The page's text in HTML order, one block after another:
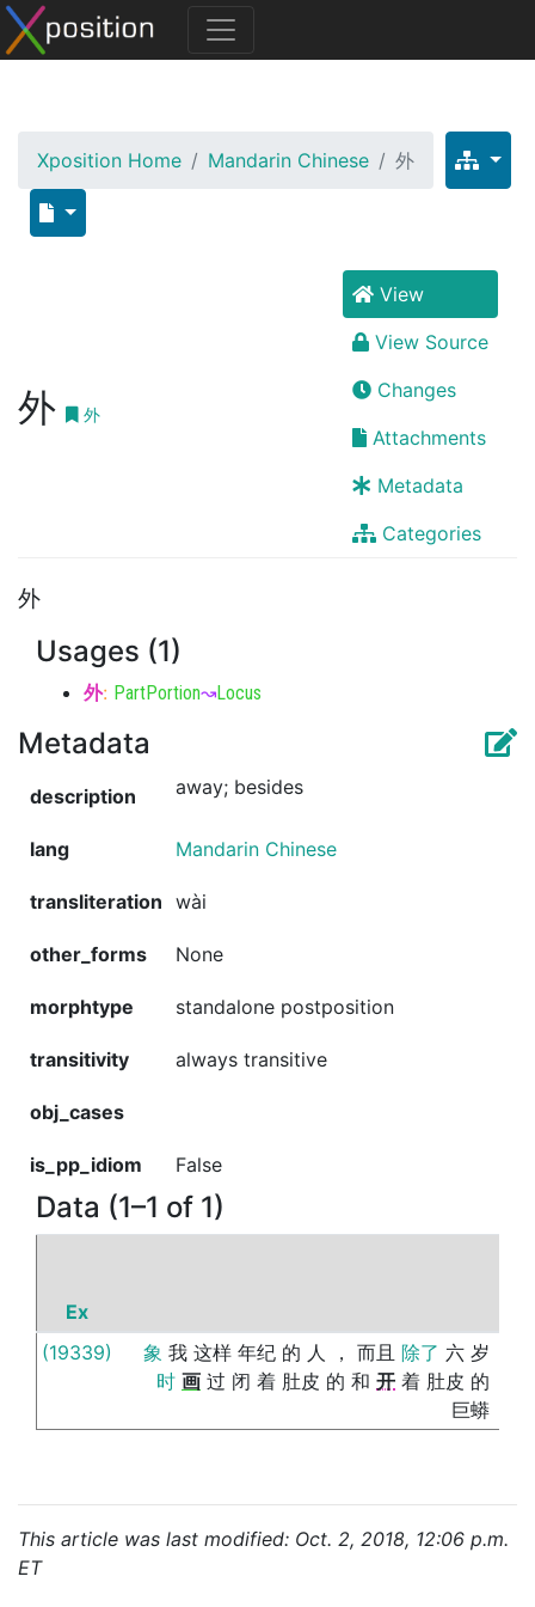
Xposition Home Mandarin Chinese 外
外 外
View
View Source
Changes
Attachments
Metadata
Categories
外
Usages (1)
外: PartPortion↝Locus
Metadata
description away; besides
lang Mandarin Chinese
transliteration wài
other_forms None
morphtype standalone postposition
transitivity always transitive
obj_cases
is_pp_idiom False
Data (1–1 of 1)
Ex
(19339)
象 我 这样 年纪 的 人 ， 而且 除了 六 岁
时 画 过 闭 着 肚皮 的 和 开 着 肚皮 的
巨蟒
This article was last modified: Oct. 2, 2018, 12:06 p.m.
ET